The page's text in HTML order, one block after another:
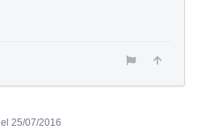
el 25/07/2016